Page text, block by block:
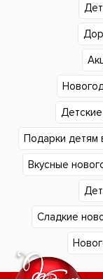
Подарки детям
Вкусные
Сладкие